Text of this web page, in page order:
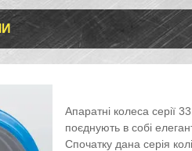
Апаратні колеса серії
поєднують в собі
Спочатку дана серія